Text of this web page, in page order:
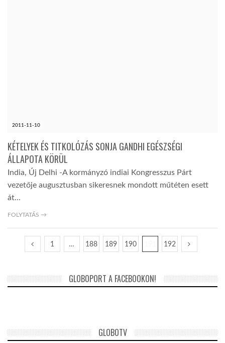
2011-11-10
KÉTELYEK ÉS TITKOLÓZÁS SONJA GANDHI EGÉSZSÉGI
ÁLLAPOTA KÖRÜL
India, Új Delhi -A kormányzó indiai Kongresszus Párt
vezetője augusztusban sikeresnek mondott műtéten esett
át…
FOLYTATÁS →
1 … 188 189 190 192
GLOBOPORT A FACEBOOKON!
GLOBOTV